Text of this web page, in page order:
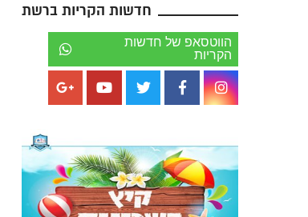
חדשות הקריות ברשת
הווטסאפ של חדשות
הקריות